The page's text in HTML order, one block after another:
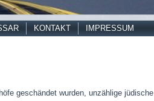
KONTAKT
IMPRESSUM
geschändet wurden, unzählige jüdische